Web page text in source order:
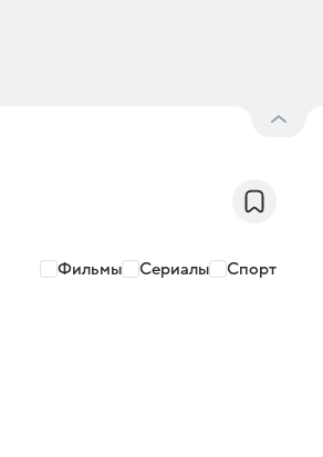
Фильмы Сериалы Спорт